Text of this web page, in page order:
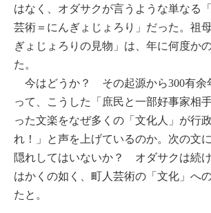
はなく、オダサクが言うような単なる
芸術＝にんぎょじょろり」だった。祖
ぎょじょろりの見物」は、年に何度か
た。
今はどうか？ その起源から300有余
って、こうした「庶民と一部好事家相
った文楽をなぜ多くの「文化人」が行
れ！」と声を上げているのか。次の文
隠れしてはいないか？ オダサクは続け
はかくの如く、町人芸術の「文化」へ
たと。